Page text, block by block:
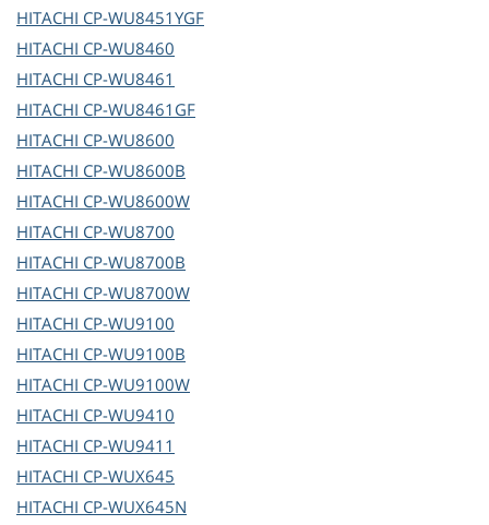
HITACHI CP-WU8451YGF
HITACHI CP-WU8460
HITACHI CP-WU8461
HITACHI CP-WU8461GF
HITACHI CP-WU8600
HITACHI CP-WU8600B
HITACHI CP-WU8600W
HITACHI CP-WU8700
HITACHI CP-WU8700B
HITACHI CP-WU8700W
HITACHI CP-WU9100
HITACHI CP-WU9100B
HITACHI CP-WU9100W
HITACHI CP-WU9410
HITACHI CP-WU9411
HITACHI CP-WUX645
HITACHI CP-WUX645N